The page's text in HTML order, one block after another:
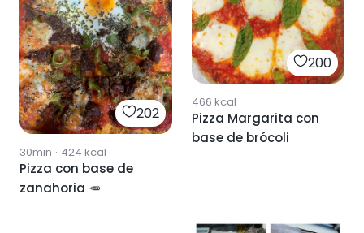
202
30min · 424 kcal
Pizza con base de
zanahoria 🥕
200
466 kcal
Pizza Margarita con
base de brócoli